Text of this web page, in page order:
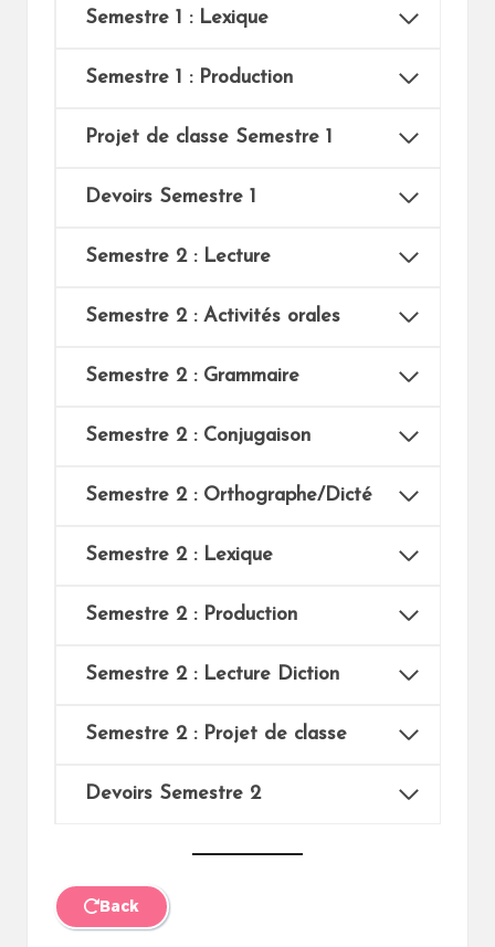
Semestre 1 : Lexique
Semestre 1 : Production
Projet de classe Semestre 1
Devoirs Semestre 1
Semestre 2 : Lecture
Semestre 2 : Activités orales
Semestre 2 : Grammaire
Semestre 2 : Conjugaison
Semestre 2 : Orthographe/Dicté
Semestre 2 : Lexique
Semestre 2 : Production
Semestre 2 : Lecture Diction
Semestre 2 : Projet de classe
Devoirs Semestre 2
Back